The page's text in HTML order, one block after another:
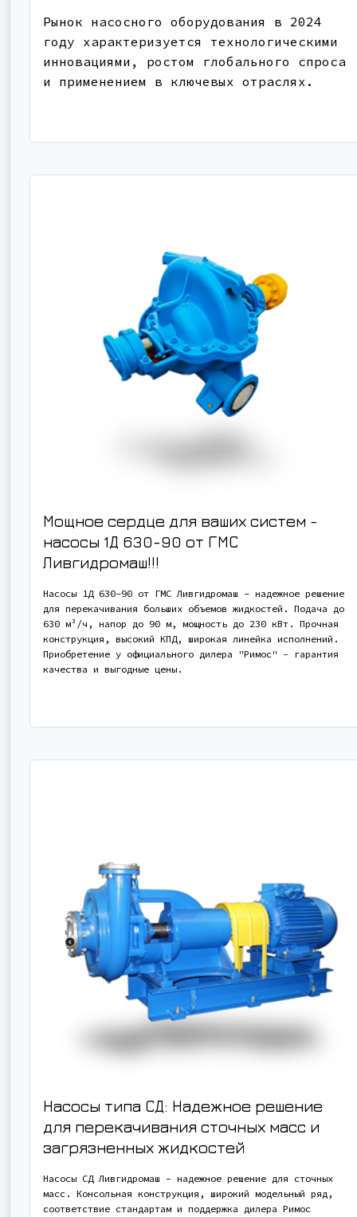
Рынок насосного оборудования в 2024
году характеризуется технологическими
инновациями, ростом глобального спроса
и применением в ключевых отраслях.
Мощное сердце для ваших систем -
насосы 1Д 630-90 от ГМС
Ливгидромаш!!!
Насосы 1Д 630-90 от ГМС Ливгидромаш - надежное решение
для перекачивания больших объемов жидкостей. Подача до
630 м³/ч, напор до 90 м, мощность до 230 кВт. Прочная
конструкция, высокий КПД, широкая линейка исполнений.
Приобретение у официального дилера "Римос" - гарантия
качества и выгодные цены.
Насосы типа СД: Надежное решение
для перекачивания сточных масс и
загрязненных жидкостей
Насосы СД Ливгидромаш – надежное решение для сточных
масс. Консольная конструкция, широкий модельный ряд,
соответствие стандартам и поддержка дилера Римос